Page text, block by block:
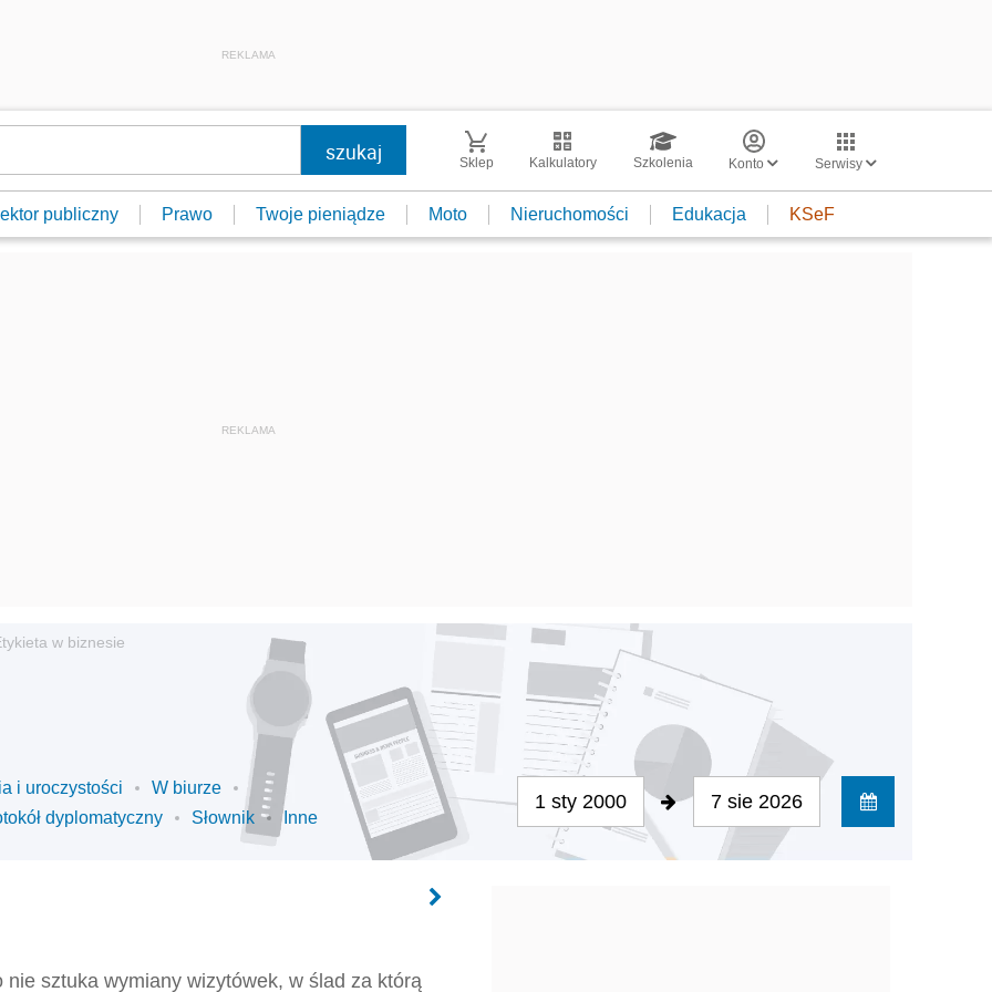
REKLAMA
Sklep Kalkulatory Szkolenia Konto Serwisy
publiczny Prawo Twoje pieniądze Moto Nieruchomości Edukacja KSeF
w biznesie
i uroczystości
W biurze
dyplomatyczny
Słownik Inne
1 sty 2000 7 sie 2026
sztuka wymiany wizytówek, w ślad za którą